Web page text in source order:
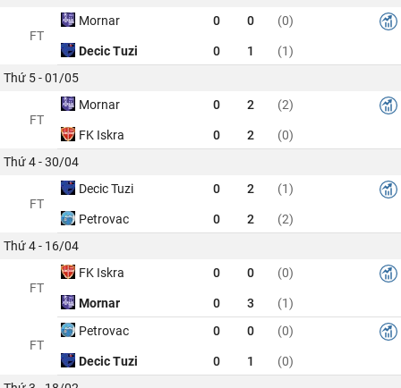
FT
Mornar 0 0 (0)
Decic Tuzi 0 1
(1)
Thứ 5 - 01/05
FT
Mornar 0 2 (2)
FK Iskra 0 2
(0)
Thứ 4 - 30/04
FT
Decic Tuzi 0 2 (1)
Petrovac 0 2
(2)
Thứ 4 - 16/04
FT
FK Iskra 0 0 (0)
Mornar 0 3 (1)
FT
Petrovac 0 0 (0)
Decic Tuzi 0 1
(0)